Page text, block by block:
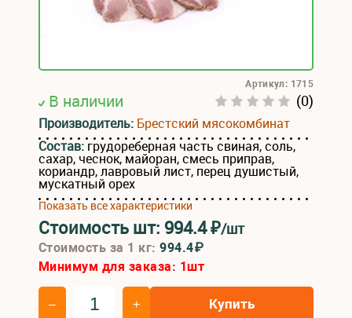
В наличии (0)
Артикул: 1715
Производитель: Брестский мясокомбинат
Состав: грудореберная часть свиная, соль,
сахар, чеснок, майоран, смесь приправ,
кориандр, лавровый лист, перец душистый,
мускатный орех
Показать все характеристики
Стоимость шт: 994.4₽/шт
Стоимость за 1 кг:994.4₽
Минимум для заказа: 1шт
– + Купить